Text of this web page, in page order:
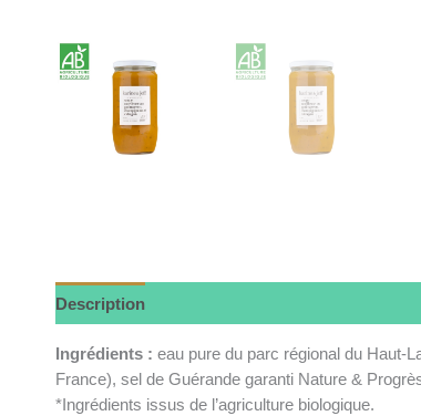
Description
Ingrédients : eau pure du parc régional du Haut-
France), sel de Guérande garanti Nature &
*Ingrédients issus de l’agriculture biologique.